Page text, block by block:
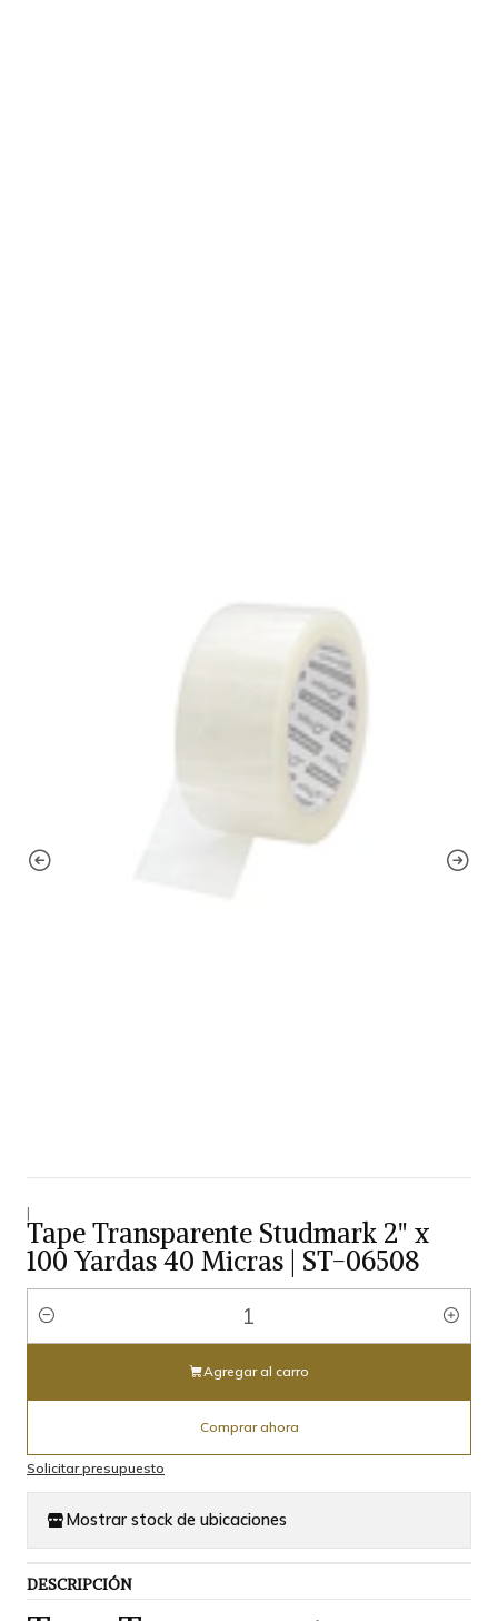
|
Tape Transparente Studmark 2" x
100 Yardas 40 Micras | ST-06508
Cantidad
Agregar al carro
Comprar ahora
Solicitar presupuesto
Mostrar stock de ubicaciones
DESCRIPCIÓN